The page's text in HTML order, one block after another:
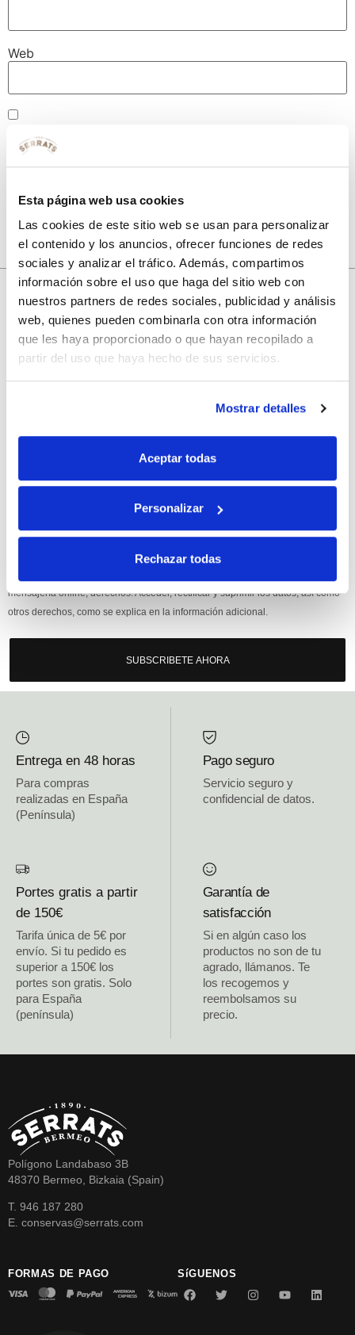
Esta página web usa cookies
Las cookies de este sitio web se usan para personalizar
el contenido y los anuncios, ofrecer funciones de redes
sociales y analizar el tráfico. Además, compartimos
información sobre el uso que haga del sitio web con
nuestros partners de redes sociales, publicidad y análisis
web, quienes pueden combinarla con otra información
que les haya proporcionado o que hayan recopilado a
partir del uso que haya hecho de sus servicios.
Mostrar detalles
Aceptar todas
Personalizar
Rechazar todas
Web
navegador para la próxima vez que comente.
10% de descuento
con tu primera compra.
en tu primera compra.
Si, he leído y acepto la política de protección de datos.
Responsable: HIJOS DE JOSÉ SERRATS S.A. Finalidad: tratamientos con
mensajería online, derechos: Acceder, rectificar y suprimir los datos, así como
otros derechos, como se explica en la información adicional.
SUBSCRIBETE AHORA
Entrega en 48 horas
Para compras
realizadas en España
(Península)
Pago seguro
Servicio seguro y
confidencial de datos.
Portes gratis a partir
de 150€
Tarifa única de 5€ por
envío. Si tu pedido es
superior a 150€ los
portes son gratis. Solo
para España
(península)
Garantía de
satisfacción
Si en algún caso los
productos no son de tu
agrado, llámanos. Te
los recogemos y
reembolsamos su
precio.
Polígono Landabaso 3B
48370 Bermeo, Bizkaia (Spain)
T. 946 187 280
E. conservas@serrats.com
FORMAS DE PAGO SíGUENOS